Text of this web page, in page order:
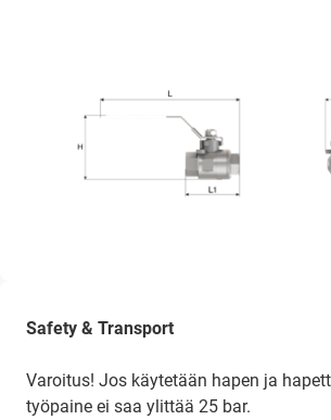
Safety & Transport
Varoitus! Jos käytetään hapen ja
työpaine ei saa ylittää 25 bar.